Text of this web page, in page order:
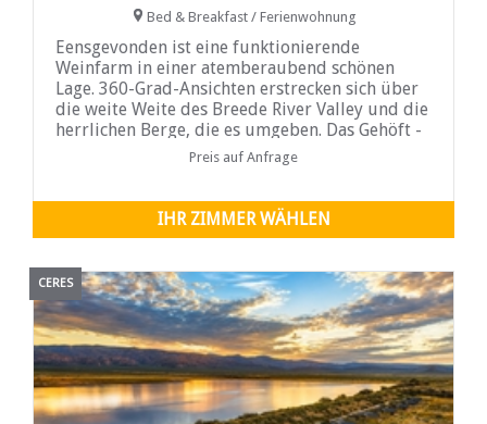
Bed & Breakfast / Ferienwohnung
Eensgevonden ist eine funktionierende
Weinfarm in einer atemberaubend schönen
Lage. 360-Grad-Ansichten erstrecken sich über
die weite Weite des Breede River Valley und die
herrlichen Berge, die es umgeben. Das Gehöft -
ein Nationaldenkmal - ist das älteste
Bauernhaus im Tal und stammt aus den 1720er
Preis auf Anfrage
IHR ZIMMER WÄHLEN
CERES